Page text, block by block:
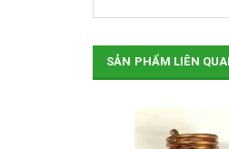
SẢN PHẨM LIÊN